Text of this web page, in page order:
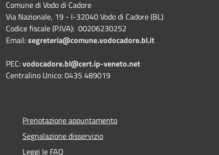
Comune di Vodo di Cadore
Via Nazionale, 19 - I-32040 Vodo di Cadore (BL)
Codice fiscale (P.IVA): 00206230252
Email:segreteria@comune.vodocadore.bl.it
PEC:vodocadore.bl@cert.ip-veneto.net
Centralino Unico: 0435 489019
Prenotazione appuntamento
Segnalazione disservizio
Leggi le FAQ